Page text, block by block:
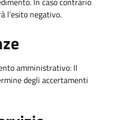
l’esito negativo.
amministrativo: Il
degli accertamenti